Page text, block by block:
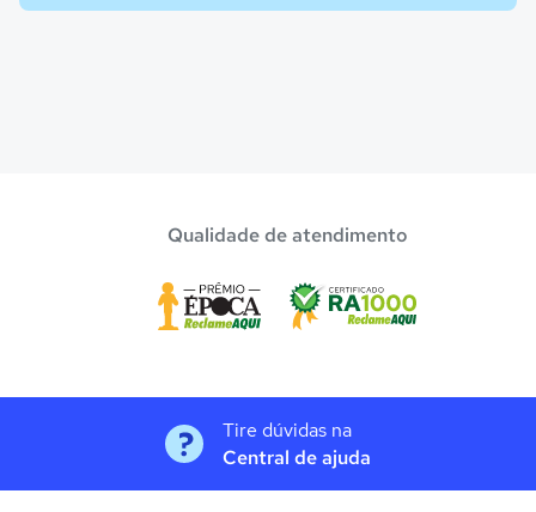
Qualidade de atendimento
Tire dúvidas na
Central de ajuda